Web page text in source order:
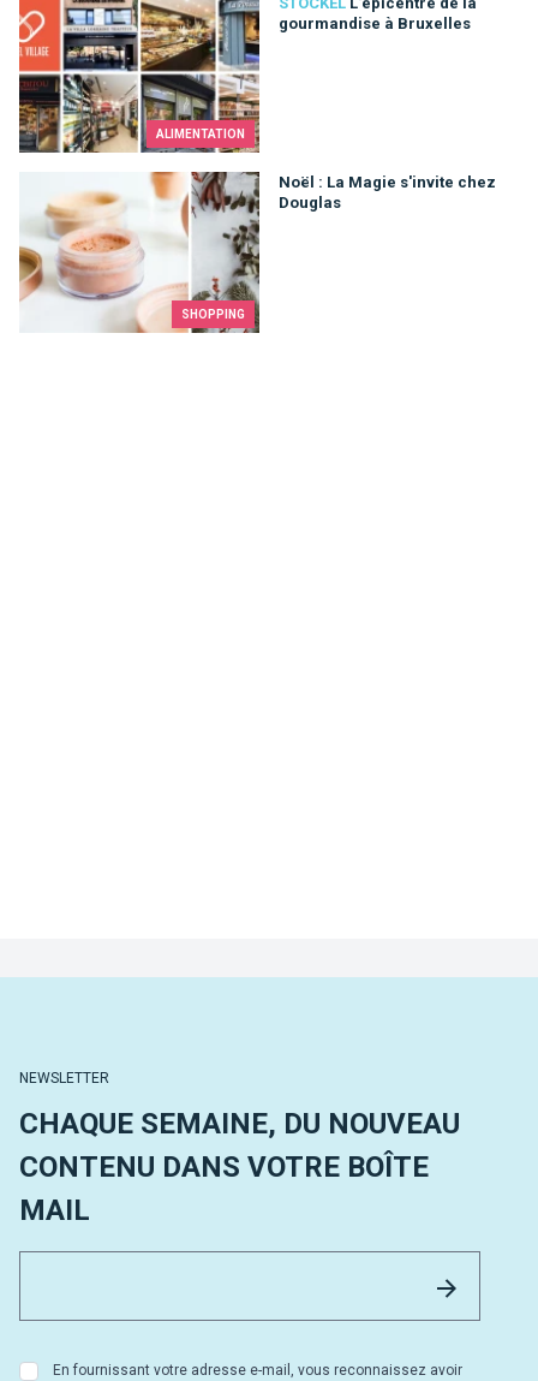
ALIMENTATION
gourmandise à Bruxelles
L'épicentre de la gourmandise à Bruxelles
SHOPPING
Noël : La Magie s'invite chez
Douglas
Noël : La Magie s'invite chez Douglas
NEWSLETTER
CHAQUE SEMAINE, DU NOUVEAU
CONTENU DANS VOTRE BOÎTE
MAIL
En fournissant votre adresse e-mail, vous reconnaissez avoir